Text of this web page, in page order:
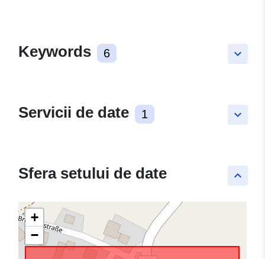
keyboard_arrow_down
Keywords 6
keyboard_arrow_down
Servicii de date 1
keyboard_arrow_up
Sfera setului de date
+
−